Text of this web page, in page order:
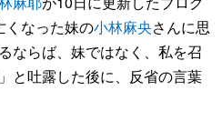
くなった妹の小林麻央さんに思
ならば、妹ではなく、私を召
と吐露した後に、反省の言葉